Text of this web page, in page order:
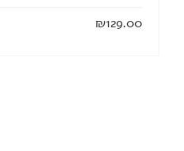
₪129.00